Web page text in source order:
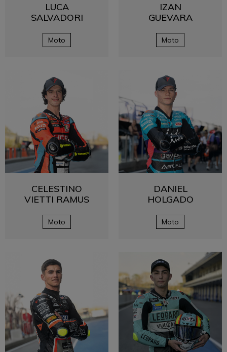
LUCA
SALVADORI
Moto
IZAN
GUEVARA
Moto
CELESTINO
VIETTI RAMUS
Moto
DANIEL
HOLGADO
Moto